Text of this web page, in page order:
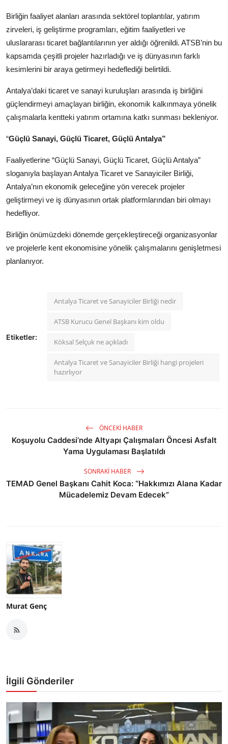
Birliğin faaliyet alanları arasında sektörel toplantılar, yatırım
zirveleri, iş geliştirme programları, eğitim faaliyetleri ve
uluslararası ticaret bağlantılarının yer aldığı öğrenildi. ATSB’nin bu
kapsamda çeşitli projeler hazırladığı ve iş dünyasının farklı
kesimlerini bir araya getirmeyi hedeflediği belirtildi.
Antalya’daki ticaret ve sanayi kuruluşları arasında iş birliğini
güçlendirmeyi amaçlayan birliğin, ekonomik kalkınmaya yönelik
çalışmalarla kentteki yatırım ortamına katkı sunması bekleniyor.
“Güçlü Sanayi, Güçlü Ticaret, Güçlü Antalya”
Faaliyetlerine “Güçlü Sanayi, Güçlü Ticaret, Güçlü Antalya”
sloganıyla başlayan Antalya Ticaret ve Sanayiciler Birliği,
Antalya’nın ekonomik geleceğine yön verecek projeler
geliştirmeyi ve iş dünyasının ortak platformlarından biri olmayı
hedefliyor.
Birliğin önümüzdeki dönemde gerçekleştireceği organizasyonlar
ve projelerle kent ekonomisine yönelik çalışmalarını genişletmesi
planlanıyor.
Etiketler:
Antalya Ticaret ve Sanayiciler Birliği nedir
ATSB Kurucu Genel Başkanı kim oldu
Köksal Selçuk ne açıkladı
Antalya Ticaret ve Sanayiciler Birliği hangi projeleri
hazırlıyor
ÖNCEKI HABER
Koşuyolu Caddesi’nde Altyapı Çalışmaları Öncesi Asfalt
Yama Uygulaması Başlatıldı
SONRAKI HABER
TEMAD Genel Başkanı Cahit Koca: “Hakkımızı Alana Kadar
Mücadelemiz Devam Edecek”
Murat Genç
İlgili Gönderiler